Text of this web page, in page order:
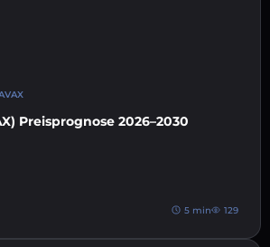
Preisprognose 2026–2030
5 min 129